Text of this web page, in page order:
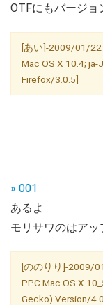
OTFにもバージョ
[あい]-2009/01/22
Mac OS X 10.4;
Firefox/3.0.5]
» 001
あるよ
モリサワのはア
[ののりり]-2009/
PPC Mac OS X
Gecko) Version/